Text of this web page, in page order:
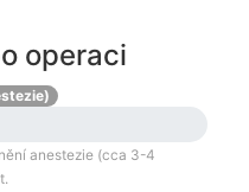
operaci
anestezie (cca 3-4